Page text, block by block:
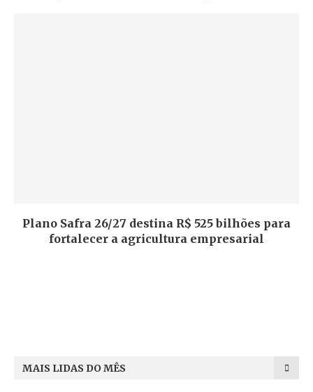
Plano Safra 26/27 destina R$ 525 bilhões para
fortalecer a agricultura empresarial
MAIS LIDAS DO MÊS